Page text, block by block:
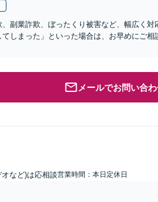
副業詐欺、ぼったくり被害など、幅広く
しまった」といった場合は、お早めにご相
メールでお問い合
など)は応相談営業時間：本日定休日